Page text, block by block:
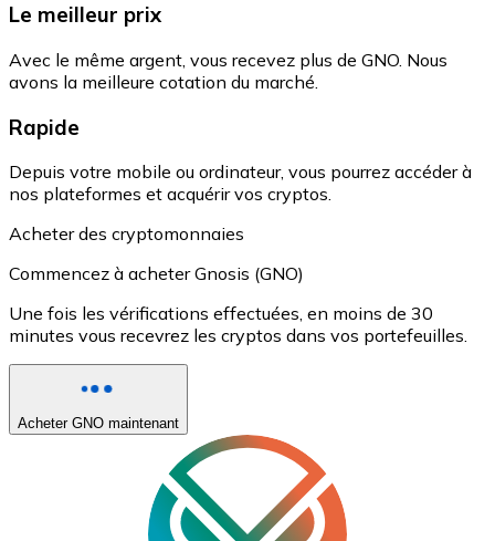
Le meilleur prix
Avec le même argent, vous recevez plus de GNO. Nous
avons la meilleure cotation du marché.
Rapide
Depuis votre mobile ou ordinateur, vous pourrez accéder à
nos plateformes et acquérir vos cryptos.
Acheter des cryptomonnaies
Commencez à acheter Gnosis (GNO)
Une fois les vérifications effectuées, en moins de 30
minutes vous recevrez les cryptos dans vos portefeuilles.
Acheter GNO maintenant